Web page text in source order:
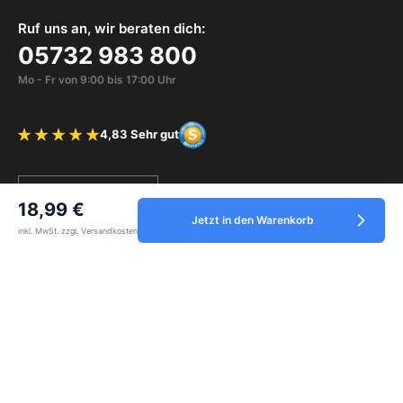
18,99 €
inkl. MwSt. zzgl. Versandkosten
Jetzt in den Warenkorb
Ruf uns an, wir beraten dich:
05732 983 800
Mo - Fr von 9:00 bis 17:00 Uhr
Bewertung 4.83 von 5 Sternen
4,83 Sehr gut
Vertrag widerrufen